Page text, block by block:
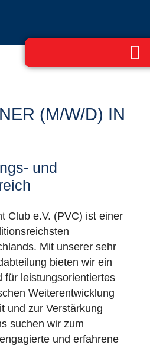
(M/W/D) IN
und
Club e.V. (PVC) ist einer
Mit unserer sehr
bieten wir ein
für leistungsorientiertes
Weiterentwicklung
und zur Verstärkung
suchen wir zum
und erfahrene